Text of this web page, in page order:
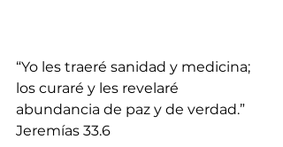
“Yo les traeré sanidad y medicina;
los curaré y les revelaré
abundancia de paz y de verdad.”
Jeremías 33.6